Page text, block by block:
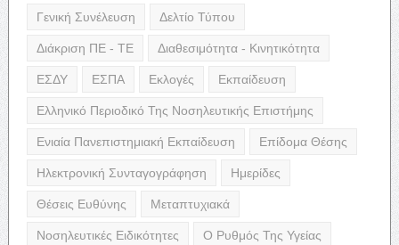
Γενική Συνέλευση Δελτίο Τύπου
Διάκριση ΠΕ - ΤΕ Διαθεσιμότητα - Κινητικότητα
ΕΣΔΥ ΕΣΠΑ Εκλογές Εκπαίδευση
Ελληνικό Περιοδικό Της Νοσηλευτικής Επιστήμης
Ενιαία Πανεπιστημιακή Εκπαίδευση Επίδομα Θέσης
Ηλεκτρονική Συνταγογράφηση Ημερίδες
Θέσεις Ευθύνης Μεταπτυχιακά
Νοσηλευτικές Ειδικότητες Ο Ρυθμός Της Υγείας